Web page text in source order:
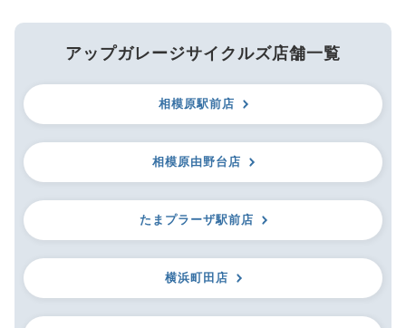
アップガレージサイクルズ店舗一覧
相模原駅前店
相模原由野台店
たまプラーザ駅前店
横浜町田店